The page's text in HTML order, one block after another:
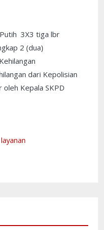
3X3 tiga lbr
2 (dua)
dari Kepolisian
Kepala SKPD
layanan